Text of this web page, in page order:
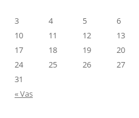
3
4 5 6
10
11 12 13
17
18 19 20
24
25 26 27
31
« Vas